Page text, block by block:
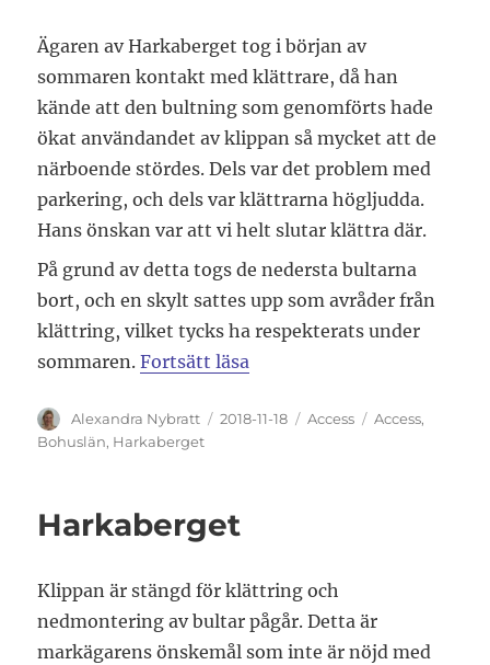
Ägaren av Harkaberget tog i början av
sommaren kontakt med klättrare, då han
kände att den bultning som genomförts hade
ökat användandet av klippan så mycket att de
närboende stördes. Dels var det problem med
parkering, och dels var klättrarna högljudda.
Hans önskan var att vi helt slutar klättra där.
På grund av detta togs de nedersta bultarna
bort, och en skylt sattes upp som avråder från
klättring, vilket tycks ha respekterats under
sommaren.Fortsätt läsa
Författare
Alexandra Nybratt
Publicerat
2018-11-18 Kategorier
Access Etiketter
Access,
Bohuslän, Harkaberget
Harkaberget
Klippan är stängd för klättring och
nedmontering av bultar pågår. Detta är
markägarens önskemål som inte är nöjd med